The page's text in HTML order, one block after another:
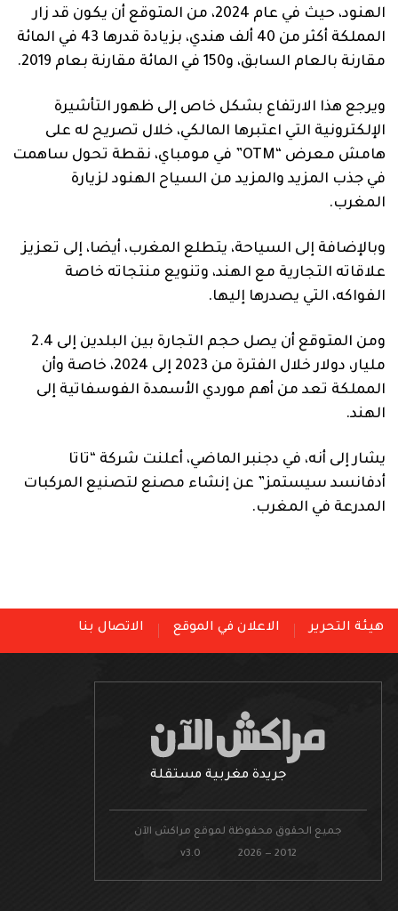
الهنود، حيث في عام 2024، من المتوقع أن يكون قد زار
المملكة أكثر من 40 ألف هندي، بزيادة قدرها 43 في المائة
مقارنة بالعام السابق، و150 في المائة مقارنة بعام 2019.
ويرجع هذا الارتفاع بشكل خاص إلى ظهور التأشيرة
الإلكترونية التي اعتبرها المالكي، خلال تصريح له على
هامش معرض “OTM” في مومباي، نقطة تحول ساهمت
في جذب المزيد والمزيد من السياح الهنود لزيارة
المغرب.
وبالإضافة إلى السياحة، يتطلع المغرب، أيضا، إلى تعزيز
علاقاته التجارية مع الهند، وتنويع منتجاته خاصة
الفواكه، التي يصدرها إليها.
ومن المتوقع أن يصل حجم التجارة بين البلدين إلى 2.4
مليار، دولار خلال الفترة من 2023 إلى 2024، خاصة وأن
المملكة تعد من أهم موردي الأسمدة الفوسفاتية إلى
الهند.
يشار إلى أنه، في دجنبر الماضي، أعلنت شركة “تاتا
أدفانسد سيستمز” عن إنشاء مصنع لتصنيع المركبات
المدرعة في المغرب.
هيئة التحرير الاعلان في الموقع الاتصال بنا
جريدة مغربية مستقلة
جميع الحقوق محفوظة لموقع مراكش الآن
v3.0 2026 — 2012